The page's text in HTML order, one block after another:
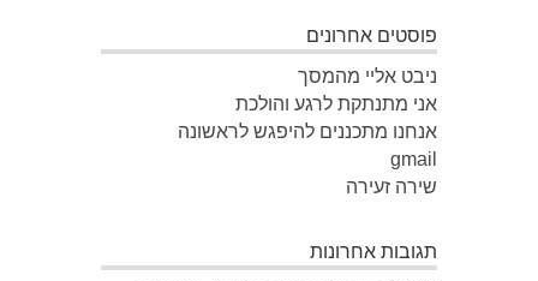
פוסטים אחרונים
ניבט אליי מהמסך
אני מתנתקת לרגע והולכת
אנחנו מתכננים להיפגש לראשונה
gmail
שירה זעירה
תגובות אחרונות